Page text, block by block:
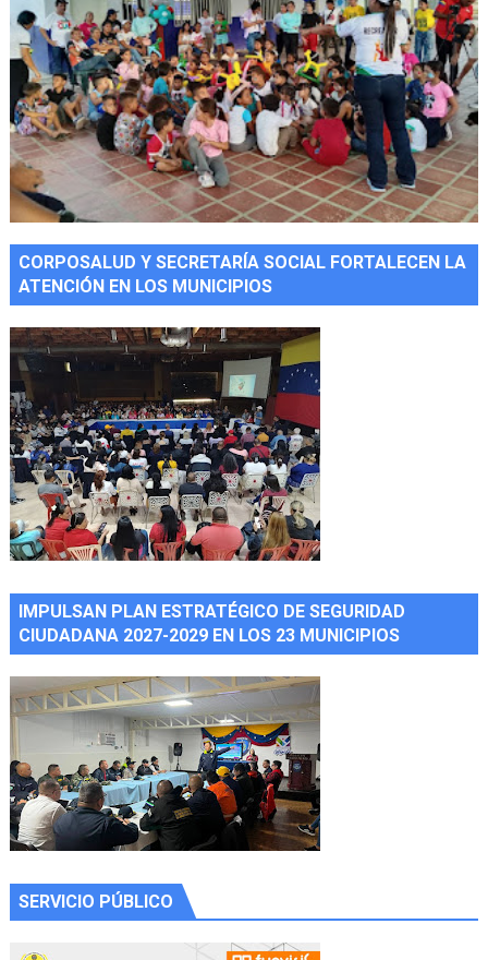
CORPOSALUD Y SECRETARÍA SOCIAL FORTALECEN LA
ATENCIÓN EN LOS MUNICIPIOS
IMPULSAN PLAN ESTRATÉGICO DE SEGURIDAD
CIUDADANA 2027-2029 EN LOS 23 MUNICIPIOS
SERVICIO PÚBLICO